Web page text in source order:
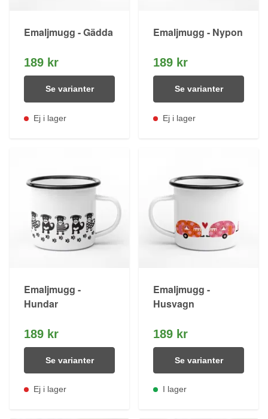
Emaljmugg - Gädda
189 kr
Se varianter
Ej i lager
Emaljmugg - Nypon
189 kr
Se varianter
Ej i lager
Emaljmugg -
Hundar
189 kr
Se varianter
Ej i lager
Emaljmugg -
Husvagn
189 kr
Se varianter
I lager